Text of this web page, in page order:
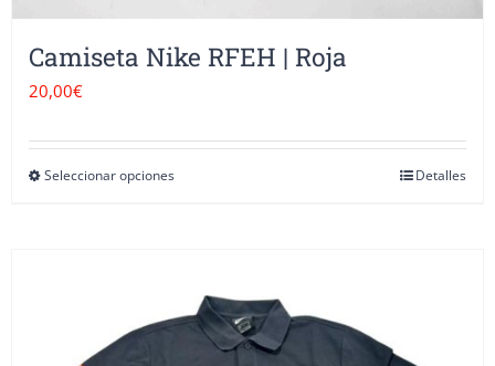
Camiseta Nike RFEH | Roja
20,00€
Seleccionar opcionesEste
variantes.
Detalles